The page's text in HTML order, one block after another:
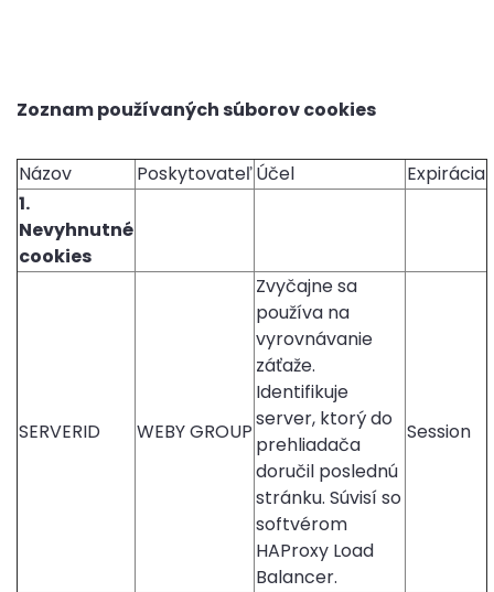
Zoznam používaných súborov cookies
Názov PoskytovateľÚčel
Expirácia
1.
Nevyhnutné
cookies
SERVERID WEBY GROUP
Zvyčajne sa
používa na
vyrovnávanie
záťaže.
Identifikuje
server, ktorý do
prehliadača
doručil poslednú
stránku. Súvisí so
softvérom
HAProxy Load
Balancer.
Session